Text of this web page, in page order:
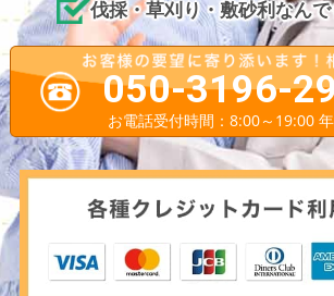
伐採・草刈り・敷砂利なん
050-3196-
お電話受付時間：8:00～19:00